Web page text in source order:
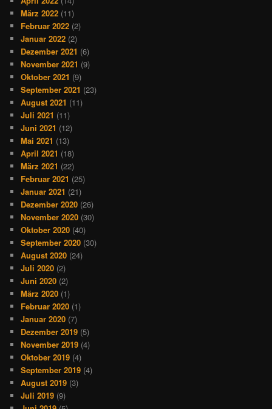
März 2022 (11)
Februar 2022 (2)
Januar 2022 (2)
Dezember 2021 (6)
November 2021 (9)
Oktober 2021 (9)
September 2021 (23)
August 2021 (11)
Juli 2021 (11)
Juni 2021 (12)
Mai 2021 (13)
April 2021 (18)
März 2021 (22)
Februar 2021 (25)
Januar 2021 (21)
Dezember 2020 (26)
November 2020 (30)
Oktober 2020 (40)
September 2020 (30)
August 2020 (24)
Juli 2020 (2)
Juni 2020 (2)
März 2020 (1)
Februar 2020 (1)
Januar 2020 (7)
Dezember 2019 (5)
November 2019 (4)
Oktober 2019 (4)
September 2019 (4)
August 2019 (3)
Juli 2019 (9)